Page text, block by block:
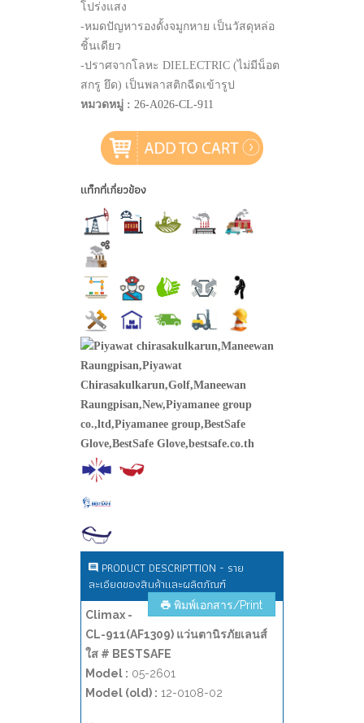
โปร่งแสง
-หมดปัญหารองดั้งจมูกหาย เป็นวัสดุหล่อ
ชิ้นเดียว
-ปราศจากโลหะ DIELECTRIC (ไม่มีน็อต
สกรู ยึด) เป็นพลาสติกฉีดเข้ารูป
หมวดหมู่ : 26-A026-CL-911
แท็กที่เกี่ยวข้อง
PRODUCT DESCRIPTTION - ราย
ละเอียดของสินค้าและผลิตภัณฑ์
พิมพ์เอกสาร/Print
Climax -
CL-911(AF1309) แว่นตานิรภัยเลนส์
ใส # BESTSAFE
Model : 05-2601
Model (old) : 12-0108-02